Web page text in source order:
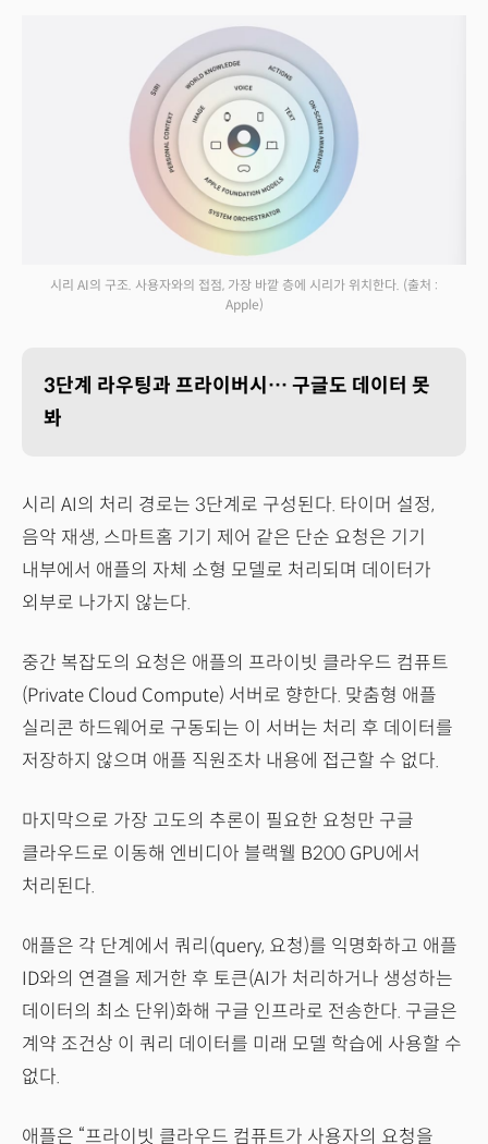
시리 AI의 구조. 사용자와의 접점, 가장 바깥 층에 시리가 위치한다. (출처 :
Apple)
3단계 라우팅과 프라이버시… 구글도 데이터 못
봐
시리 AI의 처리 경로는 3단계로 구성된다. 타이머 설정,
음악 재생, 스마트홈 기기 제어 같은 단순 요청은 기기
내부에서 애플의 자체 소형 모델로 처리되며 데이터가
외부로 나가지 않는다.
중간 복잡도의 요청은 애플의 프라이빗 클라우드 컴퓨트
(Private Cloud Compute) 서버로 향한다. 맞춤형 애플
실리콘 하드웨어로 구동되는 이 서버는 처리 후 데이터를
저장하지 않으며 애플 직원조차 내용에 접근할 수 없다.
마지막으로 가장 고도의 추론이 필요한 요청만 구글
클라우드로 이동해 엔비디아 블랙웰 B200 GPU에서
처리된다.
애플은 각 단계에서 쿼리(query, 요청)를 익명화하고 애플
ID와의 연결을 제거한 후 토큰(AI가 처리하거나 생성하는
데이터의 최소 단위)화해 구글 인프라로 전송한다. 구글은
계약 조건상 이 쿼리 데이터를 미래 모델 학습에 사용할 수
없다.
애플은 “프라이빗 클라우드 컴퓨트가 사용자의 요청을